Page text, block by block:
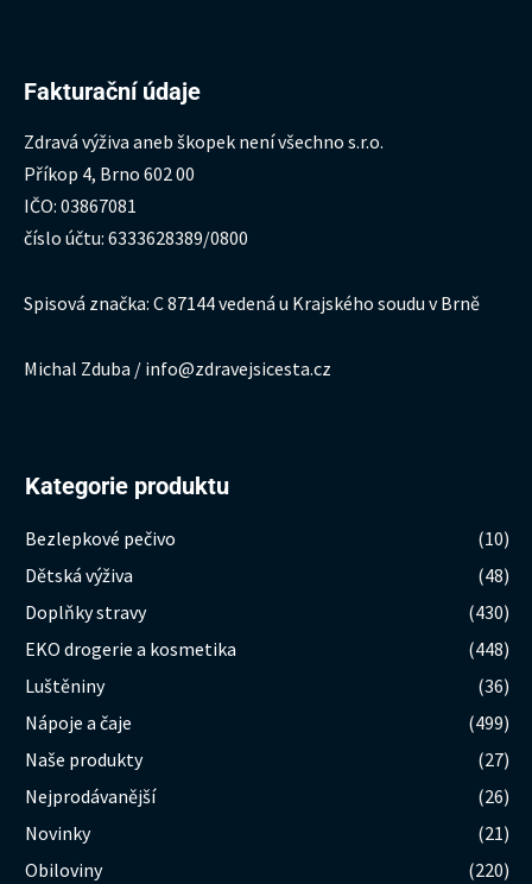
Fakturační údaje
Zdravá výživa aneb škopek není všechno s.r.o.
Příkop 4, Brno 602 00
IČO: 03867081
číslo účtu: 6333628389/0800
Spisová značka: C 87144 vedená u Krajského soudu v Brně
Michal Zduba / info@zdravejsicesta.cz
Kategorie produktu
Bezlepkové pečivo
(10)
Dětská výživa
(48)
Doplňky stravy
(430)
EKO drogerie a kosmetika
(448)
Luštěniny
(36)
Nápoje a čaje
(499)
Naše produkty
(27)
Nejprodávanější
(26)
Novinky
(21)
Obiloviny
(220)